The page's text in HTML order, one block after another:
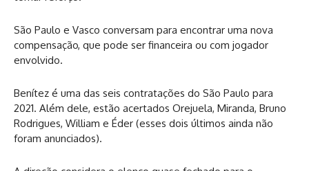
São Paulo e Vasco conversam para encontrar uma nova
compensação, que pode ser financeira ou com jogador
envolvido.
Benítez é uma das seis contratações do São Paulo para
2021. Além dele, estão acertados Orejuela, Miranda, Bruno
Rodrigues, William e Éder (esses dois últimos ainda não
foram anunciados).